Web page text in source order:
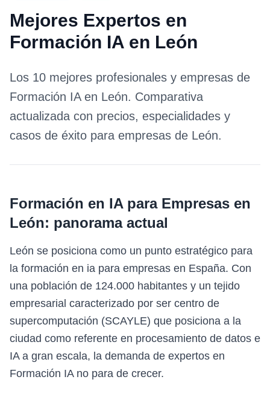
Mejores Expertos en
Formación IA en León
Los 10 mejores profesionales y empresas de
Formación IAen León. Comparativa
actualizada con precios, especialidades y
casos de éxito para empresas de León.
Formación en IA para Empresas en
León: panorama actual
León se posiciona como un punto estratégico para
la formación en ia para empresas en España. Con
una población de 124.000 habitantes y un tejido
empresarial caracterizado por ser centro de
supercomputación (SCAYLE) que posiciona a la
ciudad como referente en procesamiento de datos e
IA a gran escala, la demanda de expertos en
Formación IA no para de crecer.